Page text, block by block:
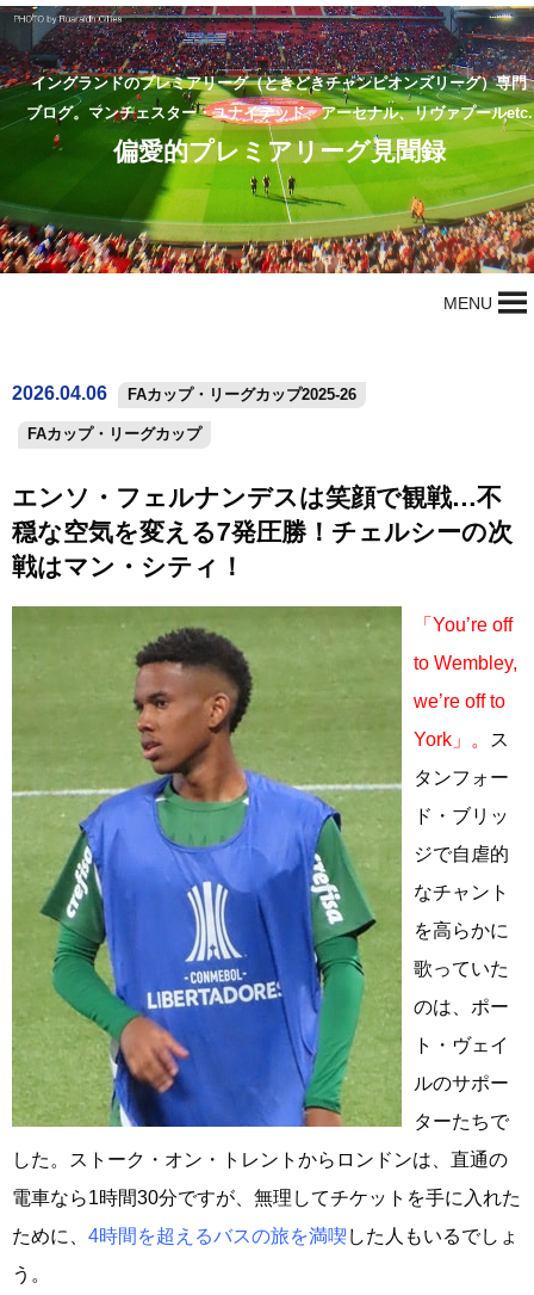
イングランドのプレミアリーグ（ときどきチャンピオンズリーグ）専門
ブログ。マンチェスター・ユナイテッド、アーセナル、リヴァプールetc.
偏愛的プレミアリーグ見聞録
MENU
2026.04.06 FAカップ・リーグカップ2025-26
FAカップ・リーグカップ
エンソ・フェルナンデスは笑顔で観戦…不
穏な空気を変える7発圧勝！チェルシーの次
戦はマン・シティ！
「You’re off
to Wembley,
we’re off to
York」。
ス
タンフォー
ド・ブリッ
ジで自虐的
なチャント
を高らかに
歌っていた
のは、ポー
ト・ヴェイ
ルのサポー
ターたちで
した。ストーク・オン・トレントからロンドンは、直通の
電車なら1時間30分ですが、無理してチケットを手に入れた
ために、 4時間を超えるバスの旅を満喫 した人もいるでしょ
う。